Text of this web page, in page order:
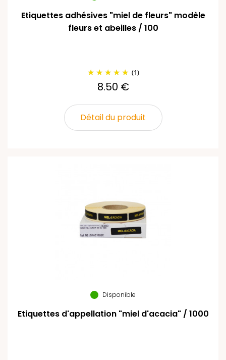
Etiquettes adhésives "miel de fleurs" modèle
fleurs et abeilles / 100
(1)
8.50 €
Détail du produit
Disponible
Etiquettes d'appellation "miel d'acacia" / 1000